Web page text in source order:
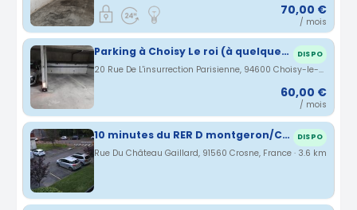
70,00 €
/ mois
Parking à Choisy Le roi (à quelques minutes de la gare) DISPO
20 Rue De L'insurrection Parisienne, 94600 Choisy-le-Roi, France · 3.57 km
60,00 €
/ mois
10 minutes du RER D montgeron/Crosne DISPO
Rue Du Château Gaillard, 91560 Crosne, France · 3.6 km